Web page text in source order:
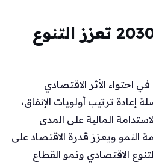
إصلاحات رؤية 2030 تعزز التنوع
احتواء الأثر الاقتصادي
إعادة ترتيب أولويات الإنفاق،
المالية على المدى
النمو ويعزز قدرة الاقتصاد على
الاقتصادي ونمو القطاع